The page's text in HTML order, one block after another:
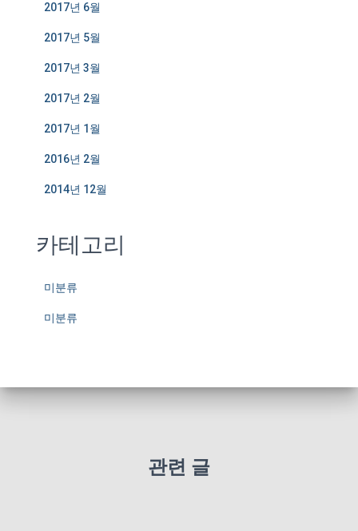
2017년 6월
2017년 5월
2017년 3월
2017년 2월
2017년 1월
2016년 2월
2014년 12월
카테고리
미분류
미분류
관련 글